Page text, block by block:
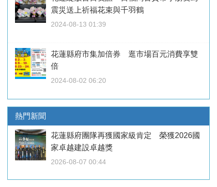
震災送上祈福花束與千羽鶴
2024-08-13 01:39
花蓮縣府市集加倍券 逛市場百元消費享雙
倍
2024-08-02 06:20
熱門新聞
花蓮縣府團隊再獲國家級肯定 榮獲2026國
家卓越建設卓越獎
2026-08-07 00:44